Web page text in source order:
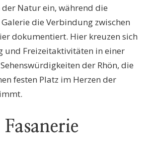
Natur ein, während die
die Verbindung zwischen
dokumentiert. Hier kreuzen sich
und Freizeitaktivitäten in einer
der Rhön, die
festen Platz im Herzen der
Fasanerie